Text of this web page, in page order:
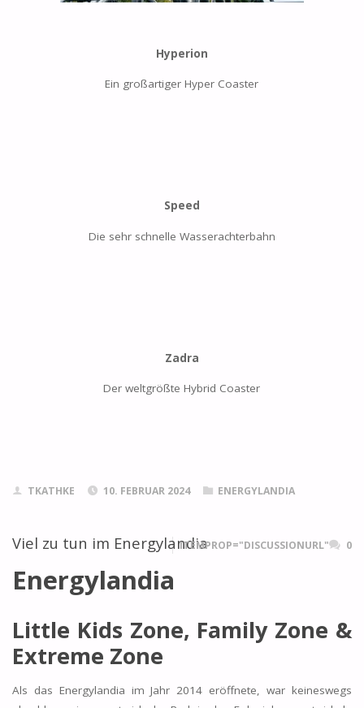
Hyperion
Ein großartiger Hyper Coaster
Speed
Die sehr schnelle Wasserachterbahn
Zadra
Der weltgrößte Hybrid Coaster
TKATHKE 10. FEBRUAR 2024 ENERGYLANDIA
Viel zu tun im EnergylandiaITEMPROP="DISCUSSIONURL" 0
Energylandia
Little Kids Zone, Family Zone &
Extreme Zone
Als das Energylandia im Jahr 2014 eröffnete, war keineswegs